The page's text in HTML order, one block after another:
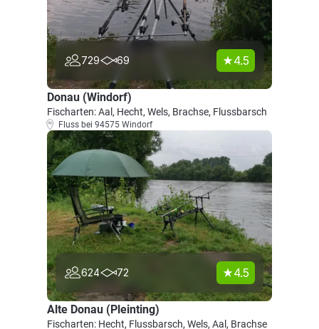
729 69 4.5
Donau (Windorf)
Fischarten: Aal, Hecht, Wels, Brachse, Flussbarsch
Fluss bei 94575 Windorf
624 72 4.5
Alte Donau (Pleinting)
Fischarten: Hecht, Flussbarsch, Wels, Aal, Brachse